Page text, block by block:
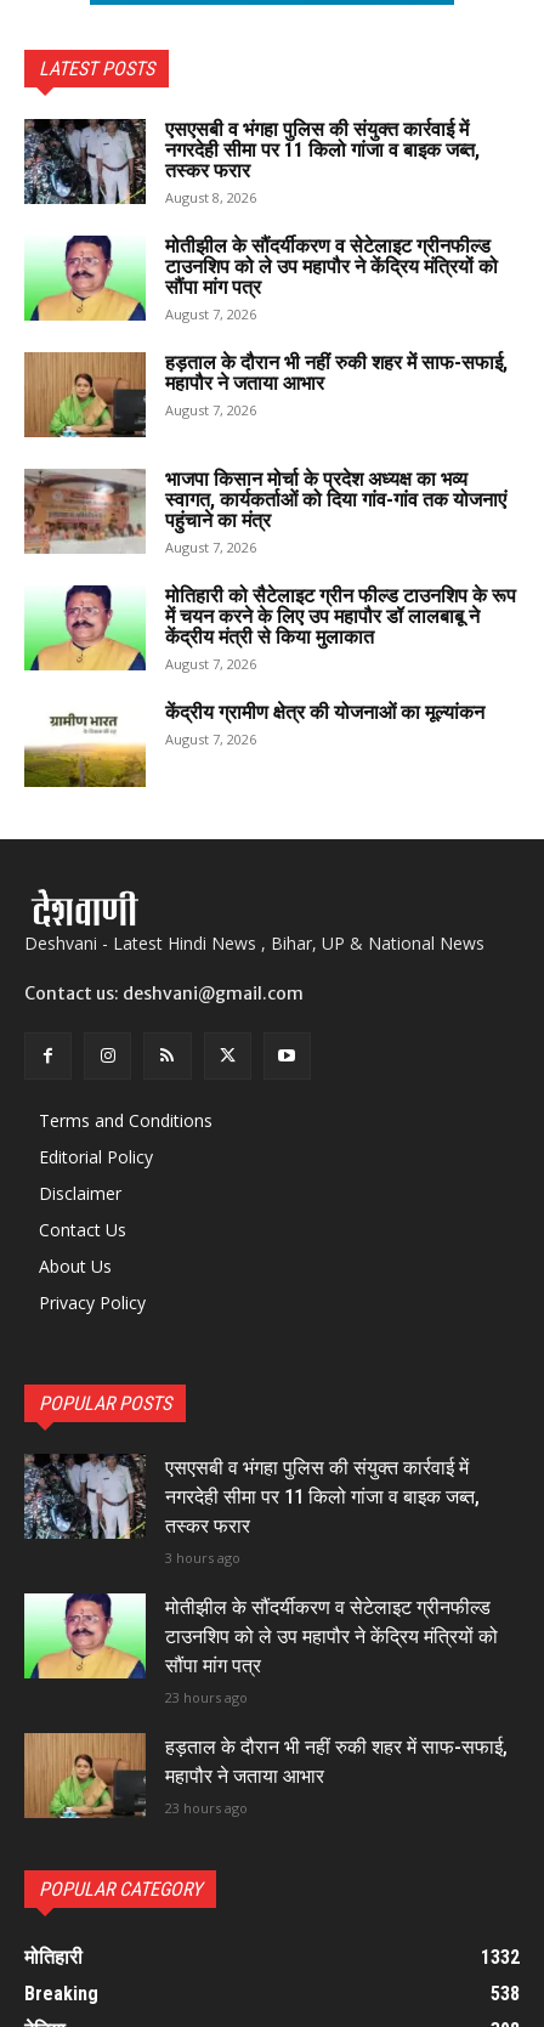
LATEST POSTS
एसएसबी व भंगहा पुलिस की संयुक्त कार्रवाई में
नगरदेही सीमा पर 11 किलो गांजा व बाइक जब्त,
तस्कर फरार
August 8, 2026
मोतीझील के सौंदर्यीकरण व सेटेलाइट ग्रीनफील्ड
टाउनशिप को ले उप महापौर ने केंद्रिय मंत्रियों को
सौंपा मांग पत्र
August 7, 2026
हड़ताल के दौरान भी नहीं रुकी शहर में साफ-सफाई,
महापौर ने जताया आभार
August 7, 2026
भाजपा किसान मोर्चा के प्रदेश अध्यक्ष का भव्य
स्वागत, कार्यकर्ताओं को दिया गांव-गांव तक योजनाएं
पहुंचाने का मंत्र
August 7, 2026
मोतिहारी को सैटेलाइट ग्रीन फील्ड टाउनशिप के रूप
में चयन करने के लिए उप महापौर डॉ लालबाबू ने
केंद्रीय मंत्री से किया मुलाकात
August 7, 2026
केंद्रीय ग्रामीण क्षेत्र की योजनाओं का मूल्यांकन
August 7, 2026
Deshvani - Latest Hindi News , Bihar, UP & National News
Contact us: deshvani@gmail.com
Terms and Conditions
Editorial Policy
Disclaimer
Contact Us
About Us
Privacy Policy
POPULAR POSTS
एसएसबी व भंगहा पुलिस की संयुक्त कार्रवाई में
नगरदेही सीमा पर 11 किलो गांजा व बाइक जब्त,
तस्कर फरार
3 hours ago
मोतीझील के सौंदर्यीकरण व सेटेलाइट ग्रीनफील्ड
टाउनशिप को ले उप महापौर ने केंद्रिय मंत्रियों को
सौंपा मांग पत्र
23 hours ago
हड़ताल के दौरान भी नहीं रुकी शहर में साफ-सफाई,
महापौर ने जताया आभार
23 hours ago
POPULAR CATEGORY
मोतिहारी
1332
Breaking
538